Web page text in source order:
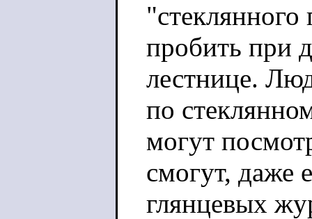
пробить при
лестнице.
по
могут
смогут, даже
глянцевых